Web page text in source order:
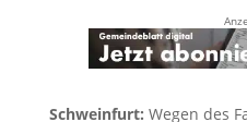
Schweinfurt: Wegen des